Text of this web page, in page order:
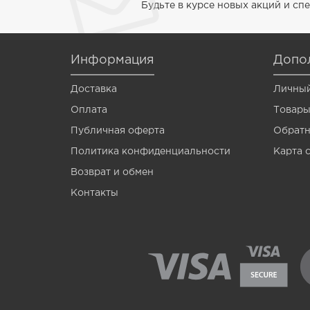
Wagner
Wormik
Zanzara
Опарыш
Будьте в курсе новых акций и
Информация
Доставка
Оплата
Публичная оферта
Политика конфиденциальности
Возврат и обмен
Контакты
Карта